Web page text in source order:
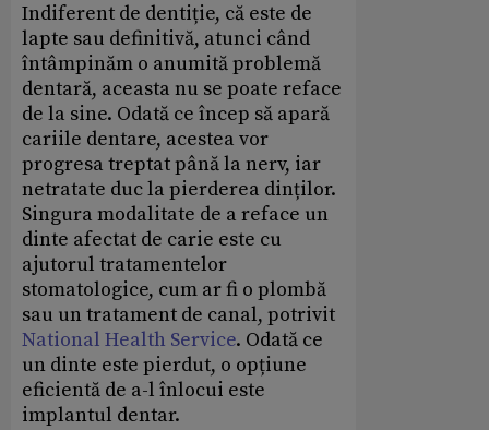
Indiferent de dentiție, că este de
lapte sau definitivă, atunci când
întâmpinăm o anumită problemă
dentară, aceasta nu se poate reface
de la sine. Odată ce încep să apară
cariile dentare, acestea vor
progresa treptat până la nerv, iar
netratate duc la pierderea dinților.
Singura modalitate de a reface un
dinte afectat de carie este cu
ajutorul tratamentelor
stomatologice, cum ar fi o plombă
sau un tratament de canal, potrivit
National Health Service. Odată ce
un dinte este pierdut, o opțiune
eficientă de a-l înlocui este
implantul dentar.